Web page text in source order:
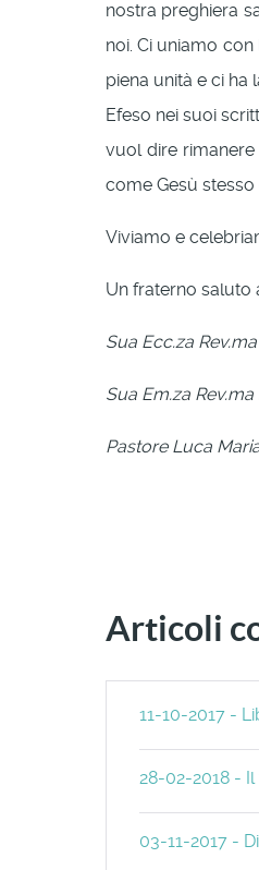
nostra preghiera
noi. Ci uniamo
piena unità e ci ha
Efeso nei suoi
vuol dire rimanere
come Gesù
Viviamo e
Un fraterno saluto
Sua Ecc.za
Sua Em.za
Pastore Luca
Articoli
11-10-2017 -
28-02-2018 -
03-11-2017 -